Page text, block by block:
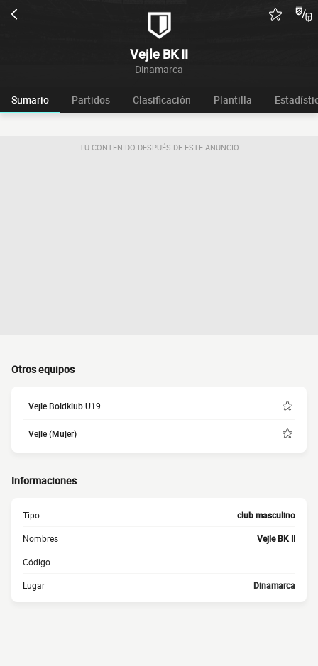
Vejle BK II
Dinamarca
Sumario Partidos Clasificación Plantilla
TU CONTENIDO DESPUÉS DE ESTE ANUNCIO
Otros equipos
Vejle Boldklub U19
Vejle (Mujer)
Informaciones
Tipo club masculino
Nombres Vejle BK II
Código
Lugar Dinamarca